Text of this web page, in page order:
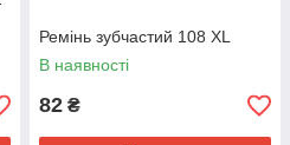
Ремінь зубчастий 108 XL
В наявності
82 ₴